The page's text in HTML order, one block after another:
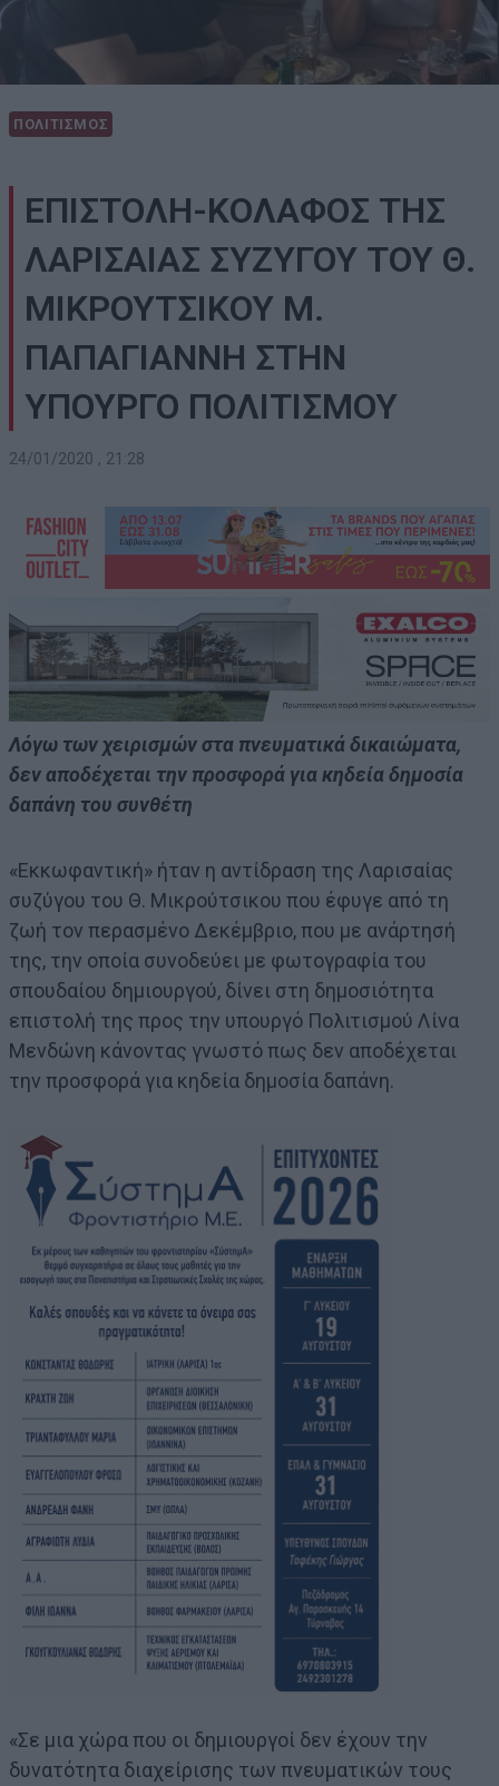
ΠΟΛΙΤΙΣΜΟΣ
ΕΠΙΣΤΟΛΗ-ΚΟΛΑΦΟΣ ΤΗΣ
ΛΑΡΙΣΑΙΑΣ ΣΥΖΥΓΟΥ ΤΟΥ Θ.
ΜΙΚΡΟΥΤΣΙΚΟΥ Μ.
ΠΑΠΑΓΙΑΝΝΗ ΣΤΗΝ
ΥΠΟΥΡΓΟ ΠΟΛΙΤΙΣΜΟΥ
24/01/2020 , 21:28
Λόγω των χειρισμών στα πνευματικά δικαιώματα,
δεν αποδέχεται την προσφορά για κηδεία δημοσία
δαπάνη του συνθέτη
«Εκκωφαντική» ήταν η αντίδραση της Λαρισαίας
συζύγου του Θ. Μικρούτσικου που έφυγε από τη
ζωή τον περασμένο Δεκέμβριο, που με ανάρτησή
της, την οποία συνοδεύει με φωτογραφία του
σπουδαίου δημιουργού, δίνει στη δημοσιότητα
επιστολή της προς την υπουργό Πολιτισμού Λίνα
Μενδώνη κάνοντας γνωστό πως δεν αποδέχεται
την προσφορά για κηδεία δημοσία δαπάνη.
«Σε μια χώρα που οι δημιουργοί δεν έχουν την
δυνατότητα διαχείρισης των πνευματικών τους